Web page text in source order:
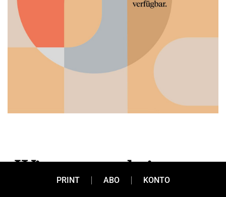
„Wir stoppen keine
PRINT ABO KONTO